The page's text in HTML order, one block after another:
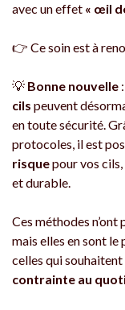
avec un effet « œil
👉 Ce soin est à
💡 Bonne nouvelle
cils peuvent
en toute sécurité.
protocoles, il est
risquepour vos
et durable.
Ces méthodes
mais elles en sont le
celles qui souhaitent
contrainte au